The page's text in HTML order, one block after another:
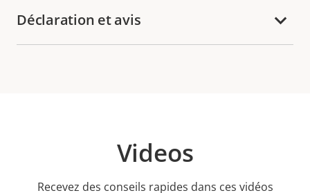
Déclaration et avis
Videos
Recevez des conseils rapides dans ces vidéos